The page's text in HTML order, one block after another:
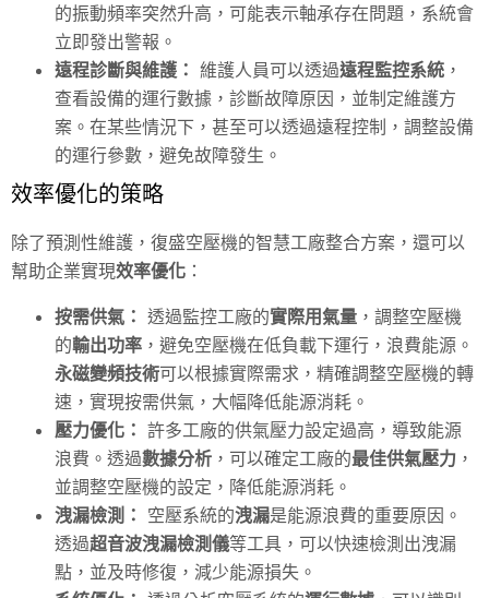
的振動頻率突然升高，可能表示軸承存在問題，系統會
立即發出警報。
遠程診斷與維護： 維護人員可以透過遠程監控系統 ，
查看設備的運行數據，診斷故障原因，並制定維護方
案。在某些情況下，甚至可以透過遠程控制，調整設備
的運行參數，避免故障發生。
效率優化的策略
除了預測性維護，復盛空壓機的智慧工廠整合方案，還可以
幫助企業實現效率優化 ：
按需供氣： 透過監控工廠的實際用氣量 ，調整空壓機
的輸出功率 ，避免空壓機在低負載下運行，浪費能源。
永磁變頻技術可以根據實際需求，精確調整空壓機的轉
速，實現按需供氣，大幅降低能源消耗。
壓力優化： 許多工廠的供氣壓力設定過高，導致能源
浪費。透過數據分析 ，可以確定工廠的最佳供氣壓力 ，
並調整空壓機的設定，降低能源消耗。
洩漏檢測： 空壓系統的洩漏是能源浪費的重要原因。
透過超音波洩漏檢測儀等工具，可以快速檢測出洩漏
點，並及時修復，減少能源損失。